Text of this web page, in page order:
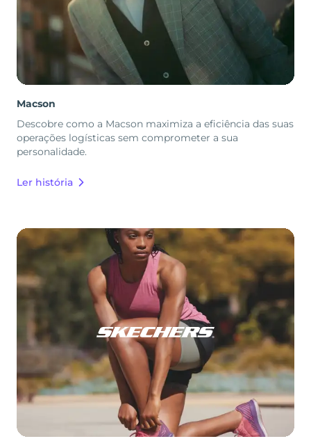
Macson
Descobre como a Macson maximiza a eficiência das suas
operações logísticas sem comprometer a sua
personalidade.
Ler história